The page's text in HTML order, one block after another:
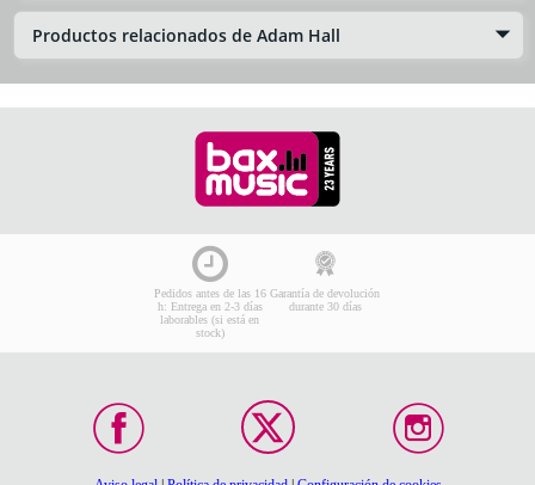
Productos relacionados de Adam Hall
Pedidos antes de las 16
h: Entrega en 2-3 días
laborables (si está en
stock)
Garantía de devolución
durante 30 días